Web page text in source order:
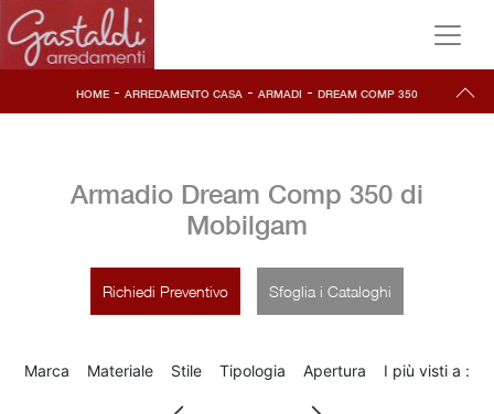
HOME - ARREDAMENTO CASA - ARMADI - DREAM COMP 350
Armadio Dream Comp 350 di
Mobilgam
Richiedi Preventivo Sfoglia i Cataloghi
Marca Materiale Stile Tipologia Apertura I più visti a :